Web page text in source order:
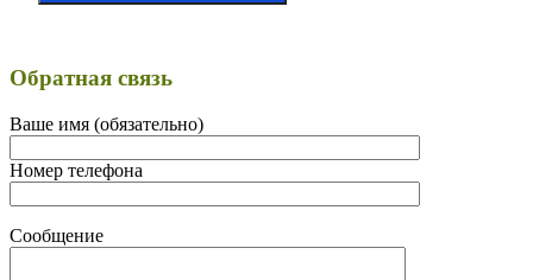
Обратная связь
Ваше имя (обязательно)
Номер телефона
Сообщение